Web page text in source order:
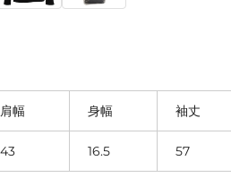
肩幅 身幅 袖丈
43 16.5 57